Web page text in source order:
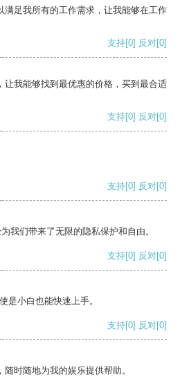
满足我所有的工作需求，让我能够在工作
支持[0] 反对[0]
让我能够找到最优惠的价格，买到最合适
支持[0] 反对[0]
支持[0] 反对[0]
我们带来了无限的隐私保护和自由。
支持[0] 反对[0]
是小白也能快速上手。
支持[0] 反对[0]
时随地为我的娱乐提供帮助。